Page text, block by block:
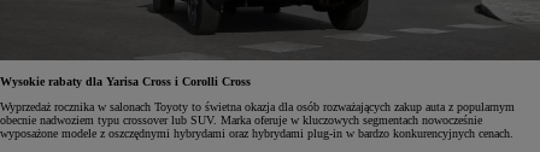
Wysokie rabaty dla Yarisa Cross i Corolli Cross
Wyprzedaż rocznika w salonach Toyoty to świetna okazja dla osób rozważających zakup auta z popularnym
obecnie nadwoziem typu crossover lub SUV. Marka oferuje w kluczowych segmentach nowocześnie
wyposażone modele z oszczędnymi hybrydami oraz hybrydami plug-in w bardzo konkurencyjnych cenach.